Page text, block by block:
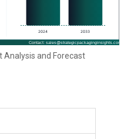
Analysis and Forecast